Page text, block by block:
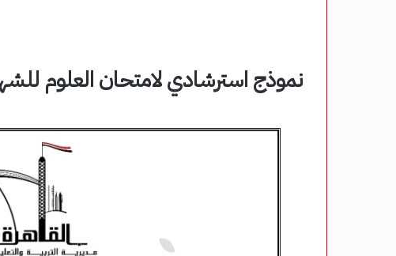
نموذج استرشادي لامتحان العلوم للشهادة